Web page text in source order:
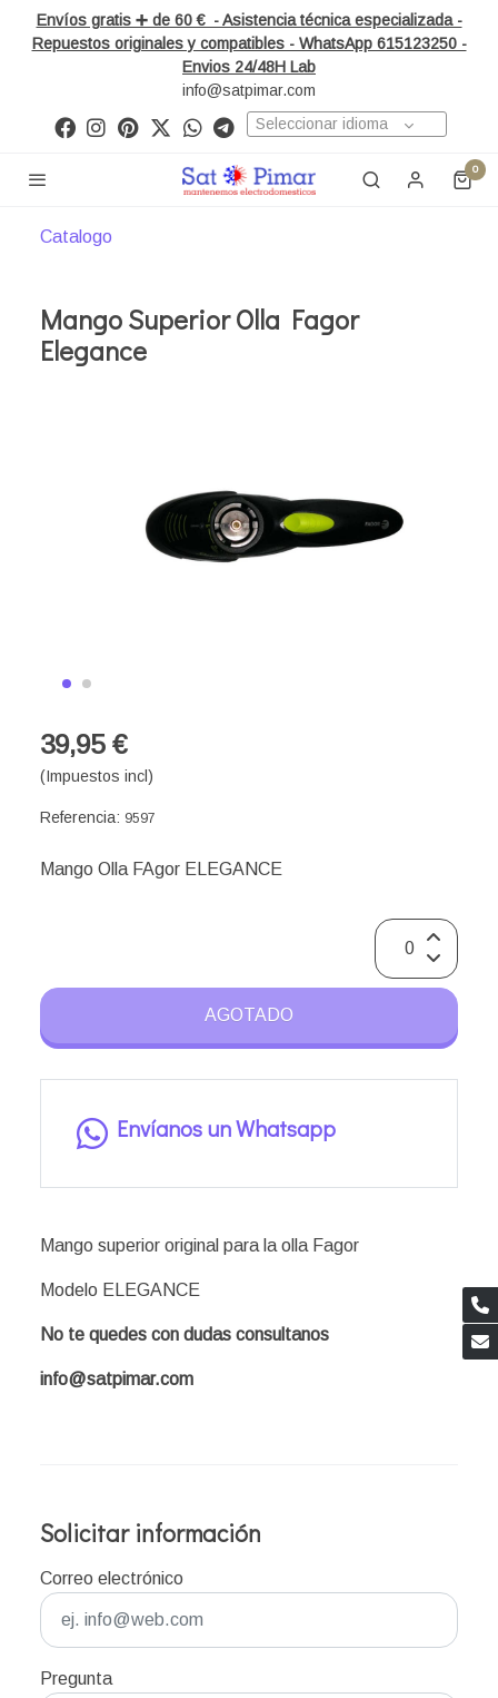
Envíos gratis ➕ de 60 € - Asistencia técnica especializada -
Repuestos originales y compatibles - WhatsApp 615123250 -
Envios 24/48H Lab
info@satpimar.com
Seleccionar idioma
0
Catalogo
Mango Superior Olla Fagor
Elegance
39,95 €
(Impuestos incl)
Referencia: 9597
Mango Olla FAgor ELEGANCE
AGOTADO
Envíanos un Whatsapp
Mango superior original para la olla Fagor
Modelo ELEGANCE
No te quedes con dudas consultanos
info@satpimar.com
Solicitar información
Correo electrónico
Pregunta